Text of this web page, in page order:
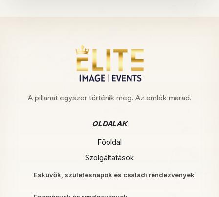
A pillanat egyszer történik meg. Az emlék marad.
OLDALAK
Főoldal
Szolgáltatások
Esküvők, születésnapok és családi rendezvények